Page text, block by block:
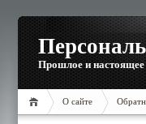
Прошлое и настоящее
О сайте